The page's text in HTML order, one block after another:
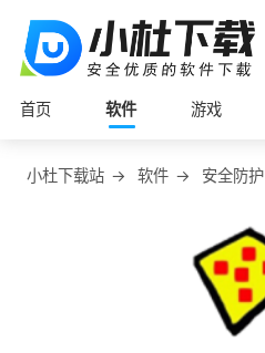
首页 软件 游戏
小杜下载站 → 软件 → 安全防护